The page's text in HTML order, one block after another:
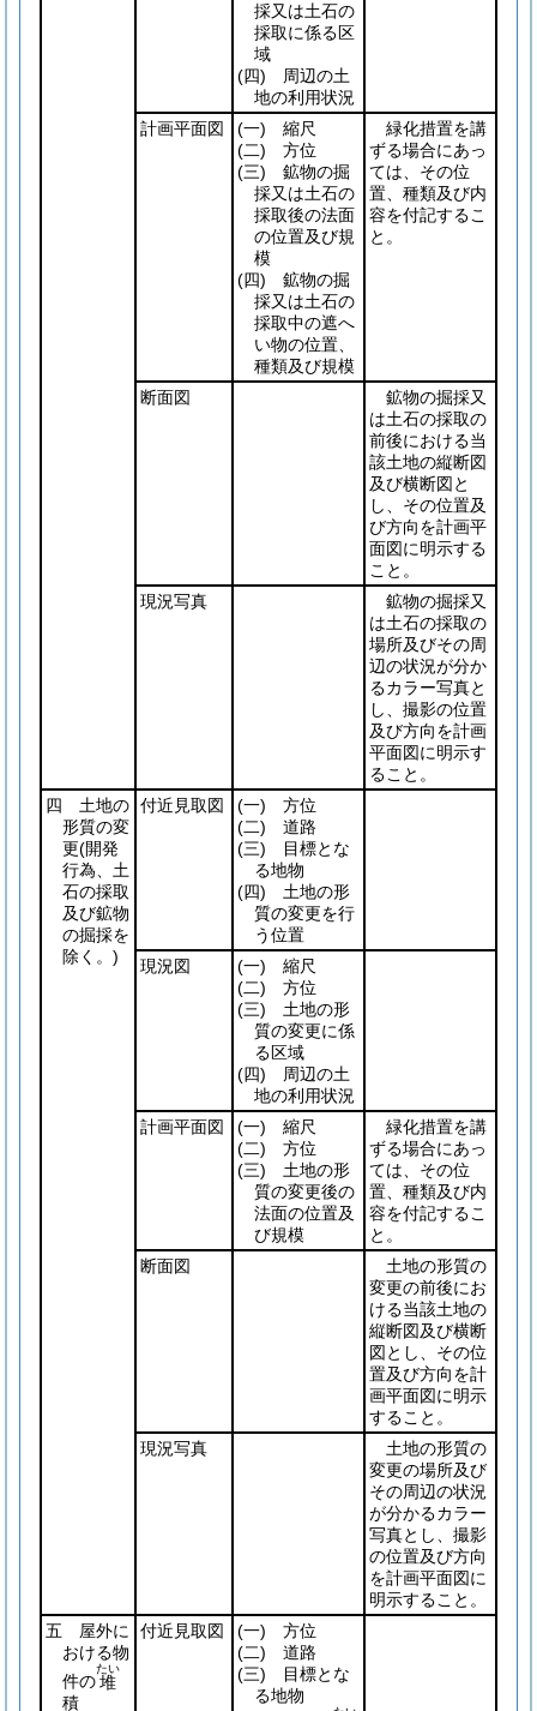
採又は土石の
採取に係る区
域
(四) 周辺の土
地の利用状況
計画平面図
(一) 縮尺
(二) 方位
(三) 鉱物の掘
採又は土石の
採取後の法面
の位置及び規
模
(四) 鉱物の掘
採又は土石の
採取中の遮へ
い物の位置、
種類及び規模
緑化措置を講
ずる場合にあっ
ては、その位
置、種類及び内
容を付記するこ
と。
断面図
鉱物の掘採又
は土石の採取の
前後における当
該土地の縦断図
及び横断図と
し、その位置及
び方向を計画平
面図に明示する
こと。
現況写真
鉱物の掘採又
は土石の採取の
場所及びその周
辺の状況が分か
るカラー写真と
し、撮影の位置
及び方向を計画
平面図に明示す
ること。
四 土地の
形質の変
更(開発
行為、土
石の採取
及び鉱物
の掘採を
除く。)
付近見取図 (一) 方位
(二) 道路
(三) 目標とな
る地物
(四) 土地の形
質の変更を行
う位置
現況図
(一) 縮尺
(二) 方位
(三) 土地の形
質の変更に係
る区域
(四) 周辺の土
地の利用状況
計画平面図
(一) 縮尺
(二) 方位
(三) 土地の形
質の変更後の
法面の位置及
び規模
緑化措置を講
ずる場合にあっ
ては、その位
置、種類及び内
容を付記するこ
と。
断面図
土地の形質の
変更の前後にお
ける当該土地の
縦断図及び横断
図とし、その位
置及び方向を計
画平面図に明示
すること。
現況写真
土地の形質の
変更の場所及び
その周辺の状況
が分かるカラー
写真とし、撮影
の位置及び方向
を計画平面図に
明示すること。
五 屋外に
おける物
件の堆
たい
積
付近見取図 (一) 方位
(二) 道路
(三) 目標とな
る地物